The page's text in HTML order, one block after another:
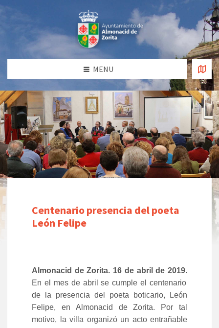
MENU
Centenario presencia del poeta
León Felipe
Almonacid de Zorita. 16 de abril de 2019.
En el mes de abril se cumple el centenario
de la presencia del poeta boticario, León
Felipe, en Almonacid de Zorita. Por tal
motivo, la villa organizó un acto entrañable